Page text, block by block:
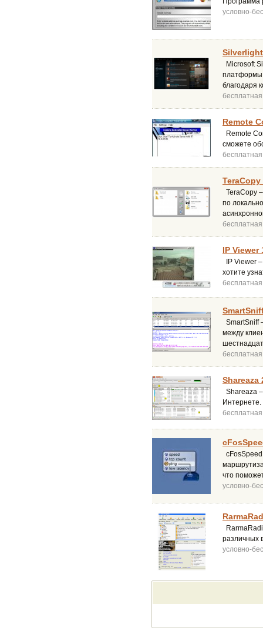
условно-
Microsoft
платформы
благодаря
бесплатная
Remote
Remote
сможете
бесплатная
TeraCopy
TeraCopy
по
бесплатная
IP Viewer
IP Viewer
хотите
бесплатная
SmartSniff
между
бесплатная
Shareaza
Shareaza
бесплатная
что
условно-
различных
условно-